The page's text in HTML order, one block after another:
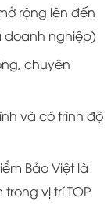
rộng lên đến
doanh nghiệp)
chuyên
và có trình độ
Bảo Việt là
vị trí TOP